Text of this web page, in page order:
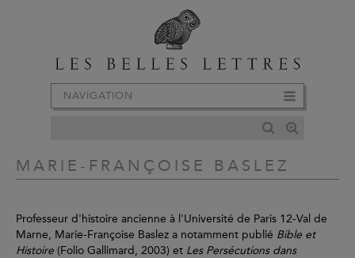
NAVIGATION
MARIE-FRANÇOISE BASLEZ
Professeur d'histoire ancienne à l'Université de Paris 12-Val de
Marne, Marie-Françoise Baslez a notamment publié Bible et
Histoire (Folio Gallimard, 2003) et Les Persécutions dans